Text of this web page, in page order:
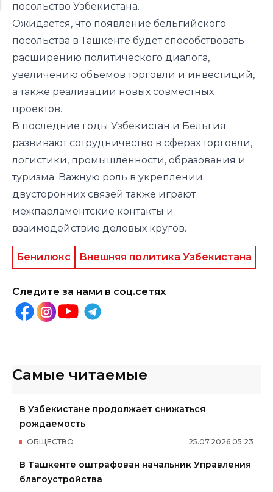
посольство Узбекистана.
Ожидается, что появление бельгийского
посольства в Ташкенте будет способствовать
расширению политического диалога,
увеличению объёмов торговли и инвестиций,
а также реализации новых совместных
проектов.
В последние годы Узбекистан и Бельгия
развивают сотрудничество в сферах торговли,
логистики, промышленности, образования и
туризма. Важную роль в укреплении
двусторонних связей также играют
межпарламентские контакты и
взаимодействие деловых кругов.
Бенилюкс Внешняя политика Узбекистана
Следите за нами в соц.сетях
Самые читаемые
В Узбекистане продолжает снижаться
рождаемость
25.07.2026 05:23
ОБЩЕСТВО
В Ташкенте оштрафован начальник Управления
благоустройства